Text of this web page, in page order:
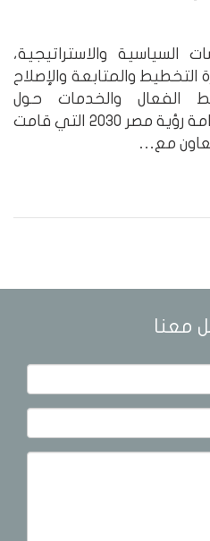
السياسية والاستراتيجية،
التخطيط والمتابعة والإصلاح
الفعال والخدمات حول
استراتيجية التنمية المستدامة رؤية مصر 2030 التي قامت
مع…
معنا